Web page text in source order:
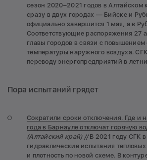
сезон 2020–2021 годов в Алтайском
сразу в двух городах — Бийске и
официально завершится 1 мая, а в
Соответствующие распоряжения 27
главы городов в связи с повышением
температуры наружного воздуха.
переводу энергопредприятий в
Пора испытаний грядет
Сократили сроки отключения. Где и
года в Барнауле отключат горячую
(Алтайский край) //В 2021 году СГК
гидравлические испытания
и плотность по новой схеме. В